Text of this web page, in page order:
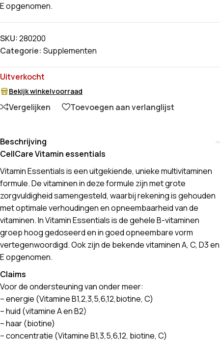
E opgenomen.
SKU:280200
Categorie: Supplementen
Uitverkocht
Bekijk winkelvoorraad
Vergelijken Toevoegen aan verlanglijst
Beschrijving
CellCare Vitamin essentials
Vitamin Essentials is een uitgekiende, unieke multivitaminen
formule. De vitaminen in deze formule zijn met grote
zorgvuldigheid samengesteld, waarbij rekening is gehouden
met optimale verhoudingen en opneembaarheid van de
vitaminen. In Vitamin Essentials is de gehele B-vitaminen
groep hoog gedoseerd en in goed opneembare vorm
vertegenwoordigd. Ook zijn de bekende vitaminen A, C, D3 en
E opgenomen.
Claims
Voor de ondersteuning van onder meer:
– energie (Vitamine B1,2,3,5,6,12,biotine, C)
– huid (vitamine A en B2)
– haar (biotine)
– concentratie (Vitamine B1,3,5,6,12, biotine, C)